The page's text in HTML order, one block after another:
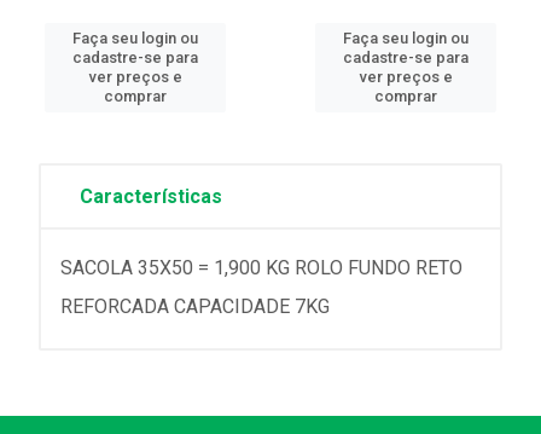
Faça seu login ou
cadastre-se para
ver preços e
comprar
Faça seu login ou
cadastre-se para
ver preços e
comprar
Características
SACOLA 35X50 = 1,900 KG ROLO FUNDO RETO
REFORCADA CAPACIDADE 7KG